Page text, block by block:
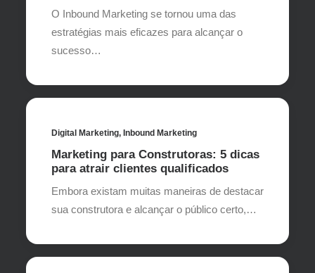
O Inbound Marketing se tornou uma das
estratégias mais eficazes para alcançar o
sucesso…
Digital Marketing, Inbound Marketing
Marketing para Construtoras: 5 dicas
para atrair clientes qualificados
Embora existam muitas maneiras de destacar
sua construtora e alcançar o público certo,…